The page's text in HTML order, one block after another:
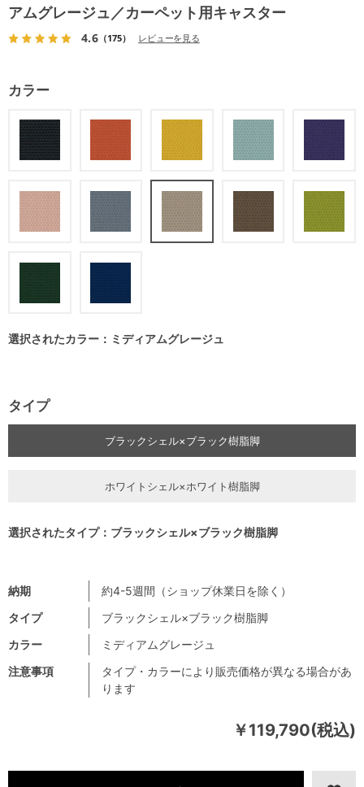
アムグレージュ／カーペット用キャスター
4.6（175） レビューを見る
￥119,790(税込)
注意事項
タイプ・カラーにより販売価格が異なる場合があ
ります
納期
約4-5週間（ショップ休業日を除く）
タイプ
ブラックシェル×ブラック樹脂脚
カラー
ミディアムグレージュ
カラー
選択されたカラー：ミディアムグレージュ
タイプ
ブラックシェル×ブラック樹脂脚
ホワイトシェル×ホワイト樹脂脚
選択されたタイプ：ブラックシェル×ブラック樹脂脚